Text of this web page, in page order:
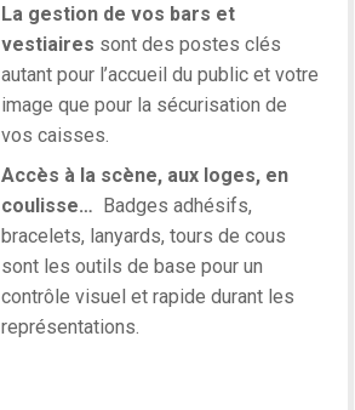
La gestion de vos bars et
vestiaires sont des postes clés
autant pour l’accueil du public et votre
image que pour la sécurisation de
vos caisses.
Accès à la scène, aux loges, en
coulisse… Badges adhésifs,
bracelets, lanyards, tours de cous
sont les outils de base pour un
contrôle visuel et rapide durant les
représentations.